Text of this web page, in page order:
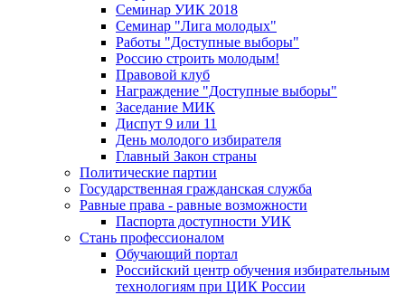
Семинар УИК 2018
Семинар "Лига молодых"
Работы "Доступные выборы"
Россию строить молодым!
Правовой клуб
Награждение "Доступные выборы"
Заседание МИК
Диспут 9 или 11
День молодого избирателя
Главный Закон страны
Политические партии
Государственная гражданская служба
Равные права - равные возможности
Паспорта доступности УИК
Стань профессионалом
Обучающий портал
Российский центр обучения избирательным
технологиям при ЦИК России